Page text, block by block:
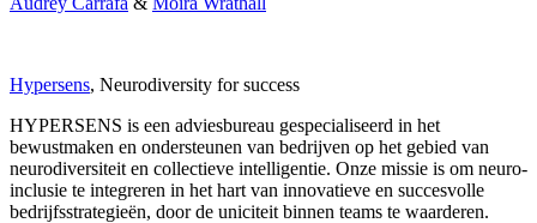
Hypersens, Neurodiversity for success
HYPERSENS is een adviesbureau gespecialiseerd in het
bewustmaken en ondersteunen van bedrijven op het gebied van
neurodiversiteit en collectieve intelligentie. Onze missie is om neuro-
inclusie te integreren in het hart van innovatieve en succesvolle
bedrijfsstrategieën, door de uniciteit binnen teams te waarderen.